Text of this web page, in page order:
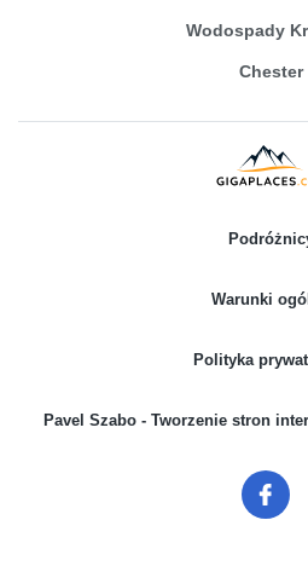
Wodospady
Chester
Warunki
Polityka
Pavel Szabo - Tworzenie stron